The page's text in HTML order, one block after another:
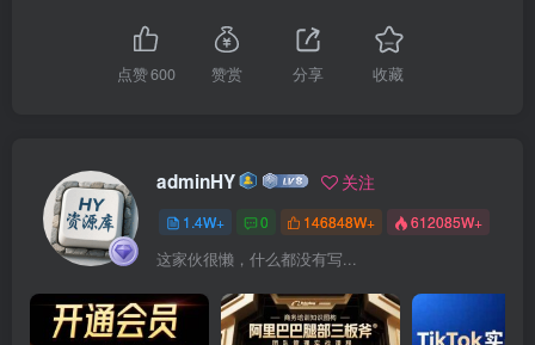
点赞600 赞赏 分享 收藏
adminHY 关注
1.4W+ 0 146848W+ 612085W+
这家伙很懒，什么都没有写...